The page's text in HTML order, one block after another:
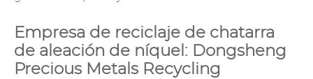
Empresa de reciclaje de chatarra
de aleación de níquel: Dongsheng
Precious Metals Recycling